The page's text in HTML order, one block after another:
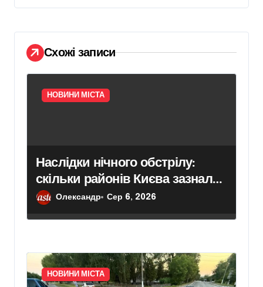
и
с
і
в
Схожі записи
НОВИНИ МІСТА
Наслідки нічного обстрілу:
скільки районів Києва зазнали
ударівОлександр Сер 6, 2026
НОВИНИ МІСТА